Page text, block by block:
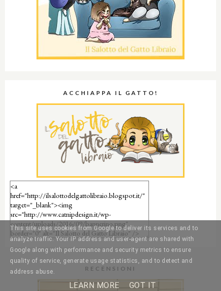
ACCHIAPPA IL GATTO!
RECENSIONI
This site uses cookies from Google to deliver its services and to
analyze traffic. Your IP address and user-agent are shared with
Google along with performance and security metrics to ensure
quality of service, generate usage statistics, and to detect and
address abuse.
LEARN MORE GOT IT